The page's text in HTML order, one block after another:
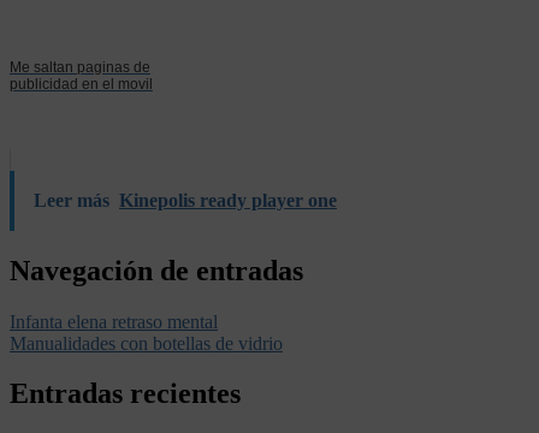
Me saltan paginas de
publicidad en el movil
Leer más Kinepolis ready player one
Navegación de entradas
Infanta elena retraso mental
Manualidades con botellas de vidrio
Entradas recientes